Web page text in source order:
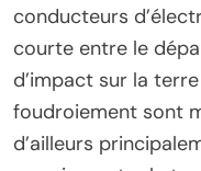
conducteurs
courte entre le
d’impact sur la
foudroiement sont
d’ailleurs